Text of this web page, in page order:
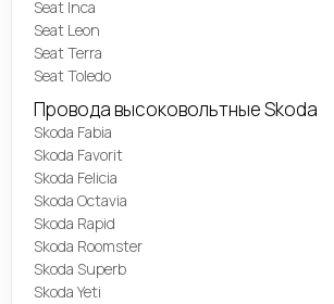
Seat Inca
Seat Leon
Seat Terra
Seat Toledo
Провода высоковольтные Skoda
Skoda Fabia
Skoda Favorit
Skoda Felicia
Skoda Octavia
Skoda Rapid
Skoda Roomster
Skoda Superb
Skoda Yeti